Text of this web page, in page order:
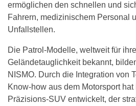
ermöglichen den schnellen und
Fahrern, medizinischem Personal
Unfallstellen.
Die Patrol-Modelle, weltweit für
Geländetauglichkeit bekannt,
NISMO. Durch die Integration von
Know-how aus dem Motorsport
Präzisions-SUV entwickelt, der